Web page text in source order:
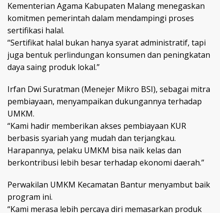
Kementerian Agama Kabupaten Malang menegaskan
komitmen pemerintah dalam mendampingi proses
sertifikasi halal.
“Sertifikat halal bukan hanya syarat administratif, tapi
juga bentuk perlindungan konsumen dan peningkatan
daya saing produk lokal.”
Irfan Dwi Suratman (Menejer Mikro BSI), sebagai mitra
pembiayaan, menyampaikan dukungannya terhadap
UMKM.
“Kami hadir memberikan akses pembiayaan KUR
berbasis syariah yang mudah dan terjangkau.
Harapannya, pelaku UMKM bisa naik kelas dan
berkontribusi lebih besar terhadap ekonomi daerah.”
Perwakilan UMKM Kecamatan Bantur menyambut baik
program ini.
“Kami merasa lebih percaya diri memasarkan produk